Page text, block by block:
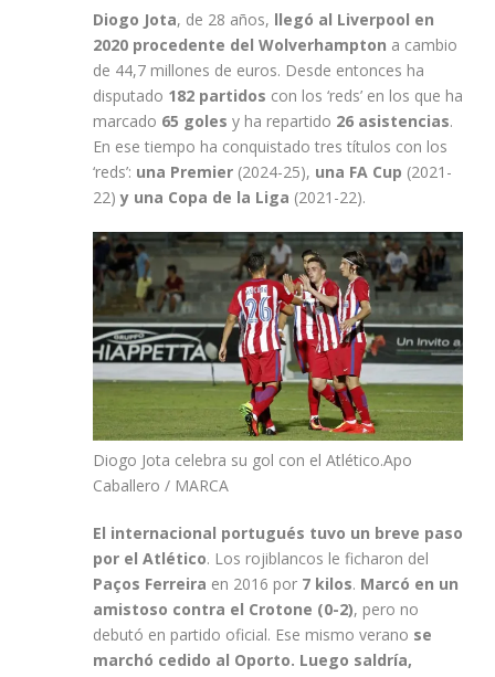
Diogo Jota, de 28 años, llegó al Liverpool en
2020 procedente del Wolverhampton a cambio
de 44,7 millones de euros. Desde entonces ha
disputado 182 partidos con los ‘reds’ en los que ha
marcado 65 goles y ha repartido 26 asistencias.
En ese tiempo ha conquistado tres títulos con los
‘reds’: una Premier (2024-25), una FA Cup (2021-
22)y una Copa de la Liga (2021-22).
Diogo Jota celebra su gol con el Atlético.Apo
Caballero / MARCA
El internacional portugués tuvo un breve paso
por el Atlético. Los rojiblancos le ficharon del
Paços Ferreira en 2016 por 7 kilos. Marcó en un
amistoso contra el Crotone (0-2), pero no
debutó en partido oficial. Ese mismo verano se
marchó cedido al Oporto. Luego saldría,